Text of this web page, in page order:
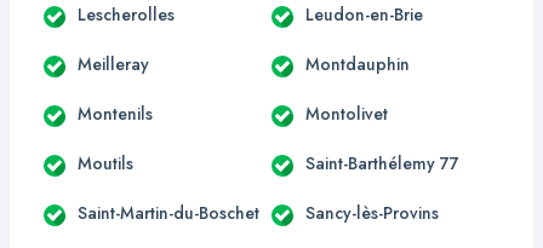
Lescherolles Leudon-en-Brie
Meilleray Montdauphin
Montenils Montolivet
Moutils Saint-Barthélemy 77
Saint-Martin-du-Boschet Sancy-lès-Provins